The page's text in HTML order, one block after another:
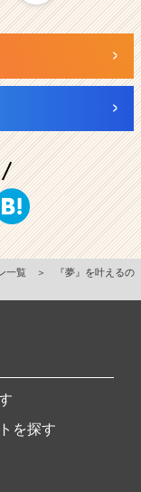
一覧 ＞
『夢』を叶えるの
を探す